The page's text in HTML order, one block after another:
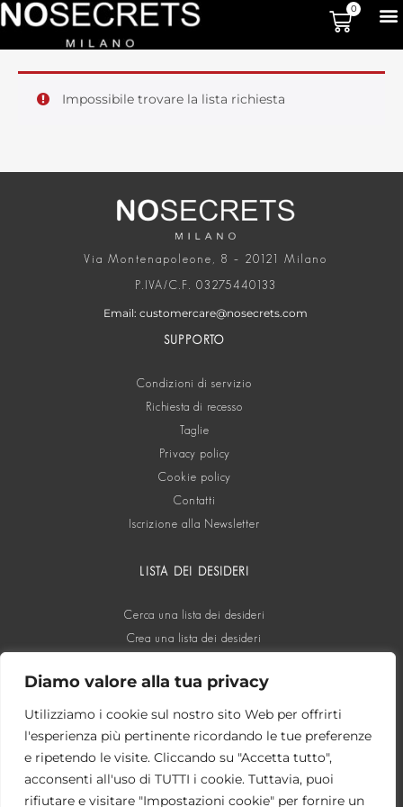
Diamo valore alla tua privacy
Utilizziamo i cookie sul nostro sito Web per offrirti
l'esperienza più pertinente ricordando le tue preferenze
e ripetendo le visite. Cliccando su "Accetta tutto",
acconsenti all'uso di TUTTI i cookie. Tuttavia, puoi
rifiutare e visitare "Impostazioni cookie" per fornire un
0
Impossibile trovare la lista richiesta
Via Montenapoleone, 8 – 20121 Milano
P.IVA/C.F. 03275440133
Email: customercare@nosecrets.com
SUPPORTO
Condizioni di servizio
Richiesta di recesso
Taglie
Privacy policy
Cookie policy
Contatti
Iscrizione alla Newsletter
LISTA DEI DESIDERI
Cerca una lista dei desideri
Crea una lista dei desideri
SOCIAL